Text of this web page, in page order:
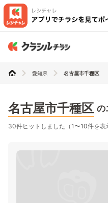
愛知県 名古屋市千種区
名古屋市千種区 の
30件ヒットしました（1〜10件を表